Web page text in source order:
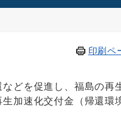
印刷ペ
どを促進し、福島の再
加速化交付金（帰還環